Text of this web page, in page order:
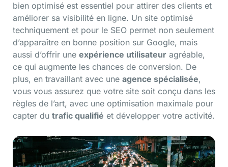
bien optimisé est essentiel pour attirer des clients et
améliorer sa visibilité en ligne. Un site optimisé
techniquement et pour le SEO permet non seulement
d’apparaître en bonne position sur Google, mais
aussi d’offrir une expérience utilisateur agréable,
ce qui augmente les chances de conversion. De
plus, en travaillant avec une agence spécialisée,
vous vous assurez que votre site soit conçu dans les
règles de l’art, avec une optimisation maximale pour
capter du trafic qualifié et développer votre activité.